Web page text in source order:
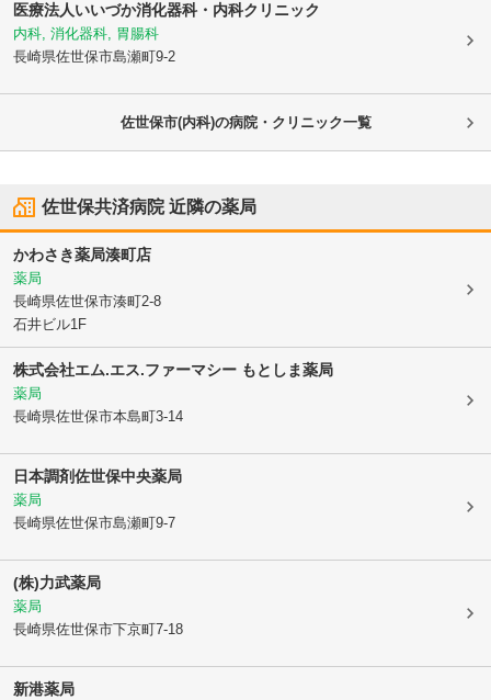
医療法人いいづか消化器科・内科クリニック
内科, 消化器科, 胃腸科
長崎県佐世保市島瀬町9-2
佐世保市(内科)の病院・クリニック一覧
佐世保共済病院近隣の薬局
かわさき薬局湊町店
薬局
長崎県佐世保市湊町2-8
石井ビル1F
株式会社エム.エス.ファーマシー もとしま薬局
薬局
長崎県佐世保市本島町3-14
日本調剤佐世保中央薬局
薬局
長崎県佐世保市島瀬町9-7
(株)力武薬局
薬局
長崎県佐世保市下京町7-18
新港薬局